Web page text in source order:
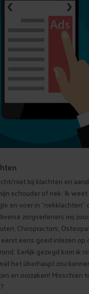
niet bij klachten en
schouder of nek. Ik
en voer in “nekklachten”
zorgverleners mij
Chiropractors,
eens goed inlezen
Eerlijk gezegd kom ik
het überhaupt zou
en oorzaken! Misschien